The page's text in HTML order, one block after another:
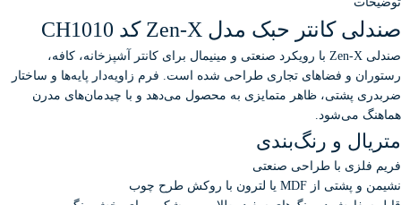
صندلی کانتر حبک مدل Zen-X کد CH1010
صندلی Zen-X با رویکرد صنعتی و مینیمال برای کانتر آشپزخانه، کافه،
رستوران و فضاهای تجاری طراحی شده است. فرم زاویه‌دار پایه‌ها و ساختار
ضربدری پشتی، ظاهر متمایزی به محصول می‌دهد و با چیدمان‌های مدرن
هماهنگ می‌شود.
متریال و رنگ‌بندی
فریم فلزی با طراحی صنعتی
نشیمن و پشتی از MDF یا لترون با روکش طرح چوب